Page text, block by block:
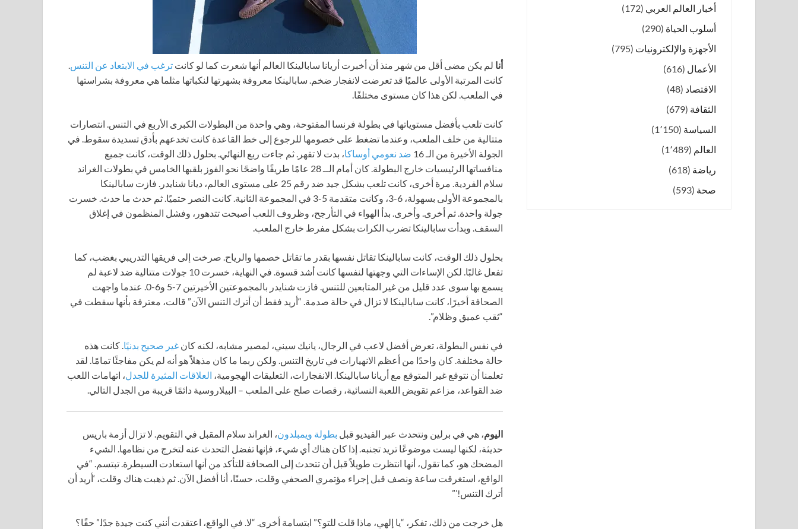
أنا لم يكن مضى أقل من شهر منذ أن أخبرت أريانا سابالينكا العالم أنها شعرت كما لو كانت ترغب في الابتعاد عن التنس.
كانت المرتبة الأولى عالميًا قد تعرضت لانفجار ضخم. سابالينكا معروفة بشهرتها لنكباتها مثلما هي معروفة بشراستها
في الملعب. لكن هذا كان مستوى مختلفًا.
كانت تلعب بأفضل مستوياتها في بطولة فرنسا المفتوحة، وهي واحدة من البطولات الكبرى الأربع في التنس. انتصارات
متتالية من خلف الملعب، وعندما تضغط على خصومها للرجوع إلى خط القاعدة كانت تخدعهم بأدق تسديدة سقوط. في
الجولة الأخيرة من الـ 16
ضد نعومي أوساكا، بدت لا تقهر. ثم جاءت ربع النهائي. بحلول ذلك الوقت، كانت جميع
منافساتها الرئيسيات خارج البطولة. كان أمام الــ 28 عامًا طريقًا واضحًا نحو الفوز بلقبها الخامس في بطولات الغراند
سلام الفردية. مرة أخرى، كانت تلعب بشكل جيد ضد رقم 25 على مستوى العالم، ديانا شنايدر. فازت سابالينكا
بالمجموعة الأولى بسهولة، 6-3، وكانت متقدمة 5-3 في المجموعة الثانية. كانت النصر حتميًا. ثم حدث ما حدث. خسرت
جولة واحدة. ثم أخرى. وأخرى. بدأ الهواء في التأرجح، وظروف اللعب أصبحت تتدهور، وفشل المنظمون في إغلاق
السقف. وبدأت سابالينكا تضرب الكرات بشكل مفرط خارج الملعب.
بحلول ذلك الوقت، كانت سابالينكا تقاتل نفسها بقدر ما تقاتل خصمها والرياح. صرخت إلى فريقها التدريبي بغضب، كما
تفعل غالبًا. لكن الإساءات التي وجهتها لنفسها كانت أشد قسوة. في النهاية، خسرت 10 جولات متتالية ضد لاعبة لم
يسمع بها سوى عدد قليل من غير المتابعين للتنس. فازت شنايدر بالمجموعتين الأخيرتين 7-5 و6-0. عندما واجهت
الصحافة أخيرًا، كانت سابالينكا لا تزال في حالة صدمة. “أريد فقط أن أترك التنس الآن” قالت، معترفة بأنها سقطت في
“ثقب عميق وظلام”.
في نفس البطولة، تعرض أفضل لاعب في الرجال، يانيك سيني، لمصير مشابه، لكنه كان غير صحيح بدنيًا. كانت هذه
حالة مختلفة. كان واحدًا من أعظم الانهيارات في تاريخ التنس. ولكن ربما ما كان مذهلاً هو أنه لم يكن مفاجئًا تمامًا. لقد
تعلمنا أن نتوقع غير المتوقع مع أريانا سابالينكا. الانفجارات، التعليقات الهجومية، العلاقات المثيرة للجدل، اتهامات اللعب
ضد القواعد، مزاعم تقويض اللعبة النسائية، رقصات صلح على الملعب – البيلاروسية دائمًا قريبة من الجدل التالي.
اليوم، هي في برلين ونتحدث عبر الفيديو قبل بطولة ويمبلدون، الغراند سلام المقبل في التقويم. لا تزال أزمة باريس
حديثة، لكنها ليست موضوعًا تريد تجنبه. إذا كان هناك أي شيء، فإنها تفضل التحدث عنه لتخرج من نظامها. الشيء
المضحك هو، كما تقول، أنها انتظرت طويلاً قبل أن تتحدث إلى الصحافة للتأكد من أنها استعادت السيطرة. تبتسم. “في
الواقع، استغرقت ساعة ونصف قبل إجراء مؤتمري الصحفي وقلت، حسنًا، أنا أفضل الآن. ثم ذهبت هناك وقلت، ‘أريد أن
أترك التنس!’”
هل خرجت من ذلك، تفكر، “يا إلهي، ماذا قلت للتو؟” ابتسامة أخرى. “لا. في الواقع، اعتقدت أنني كنت جيدة جدًا.” حقًا؟
أخبار العالم العربي (172)
أسلوب الحياة (290)
الأجهزة والإلكترونيات (795)
الأعمال (616)
الاقتصاد (48)
الثقافة (679)
السياسة (1٬150)
العالم (1٬489)
رياضة (618)
صحة (593)